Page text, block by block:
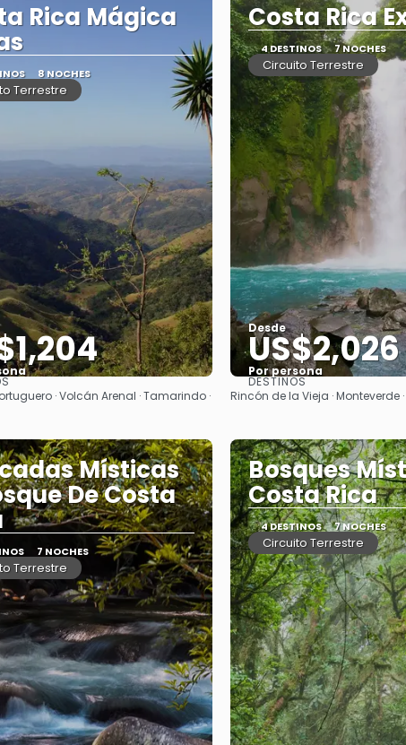
Rica Mágica
8 NOCHES
Terrestre
Ver
· Volcán Arenal · Tamarindo ·
Costa Rica
4 DESTINOS 7 NOCHES
Circuito Terrestre
Desde
US$2,026
Por persona
Ver
DESTINOS
Rincón de la Vieja · Monteverde
Místicas
De Costa
7 NOCHES
Terrestre
Bosques
Costa Rica
4 DESTINOS 7 NOCHES
Circuito Terrestre